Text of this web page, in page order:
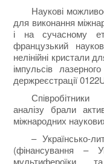
Наукові
для виконання
і на сучасному
французький
нелінійні кристали
імпульсів
держреєстрації
Співробітники
аналізу брали
міжнародних
– Українсько-
(фінансування –
мультифероїки